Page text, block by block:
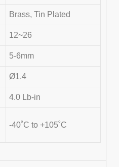
Brass, Tin Plated
12~26
5-6mm
Ø1.4
4.0 Lb-in
-40˚C to +105˚C